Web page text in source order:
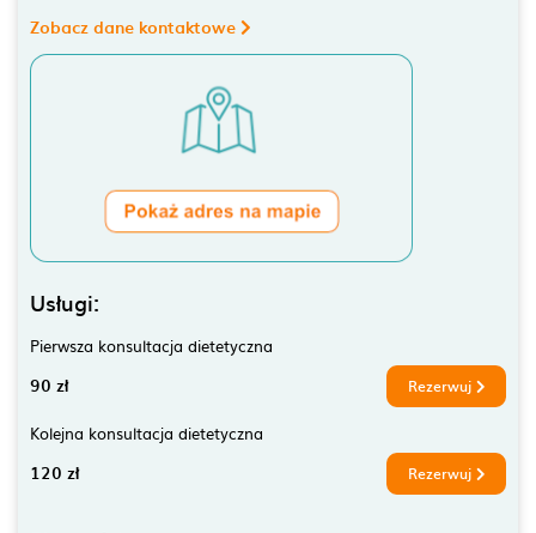
Zobacz dane kontaktowe
Usługi:
Pierwsza konsultacja dietetyczna
90 zł Rezerwuj
Kolejna konsultacja dietetyczna
120 zł Rezerwuj